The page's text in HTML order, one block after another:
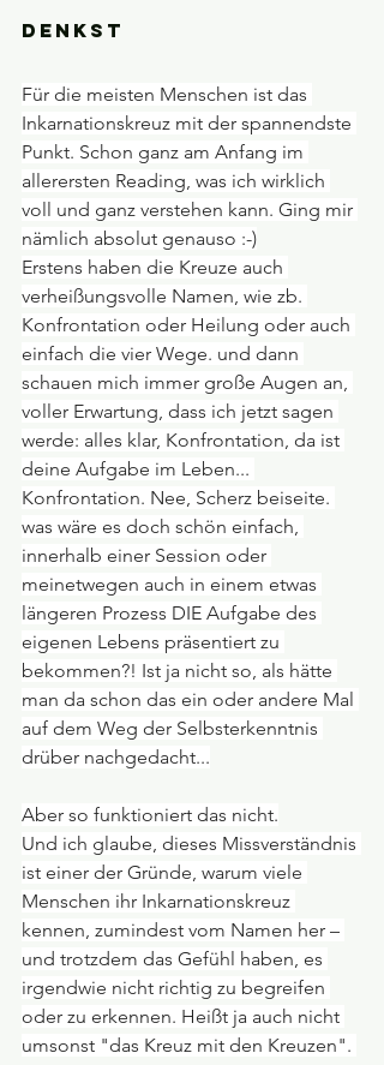
denkst
Für die meisten Menschen ist das
Inkarnationskreuz mit der spannendste
Punkt. Schon ganz am Anfang im
allerersten Reading, was ich wirklich
voll und ganz verstehen kann. Ging mir
nämlich absolut genauso :-)
Erstens haben die Kreuze auch
verheißungsvolle Namen, wie zb.
Konfrontation oder Heilung oder auch
einfach die vier Wege. und dann
schauen mich immer große Augen an,
voller Erwartung, dass ich jetzt sagen
werde: alles klar, Konfrontation, da ist
deine Aufgabe im Leben...
Konfrontation. Nee, Scherz beiseite.
was wäre es doch schön einfach,
innerhalb einer Session oder
meinetwegen auch in einem etwas
längeren Prozess DIE Aufgabe des
eigenen Lebens präsentiert zu
bekommen?! Ist ja nicht so, als hätte
man da schon das ein oder andere Mal
auf dem Weg der Selbsterkenntnis
drüber nachgedacht...
Aber so funktioniert das nicht.
Und ich glaube, dieses Missverständnis
ist einer der Gründe, warum viele
Menschen ihr Inkarnationskreuz
kennen, zumindest vom Namen her –
und trotzdem das Gefühl haben, es
irgendwie nicht richtig zu begreifen
oder zu erkennen. Heißt ja auch nicht
umsonst "das Kreuz mit den Kreuzen".